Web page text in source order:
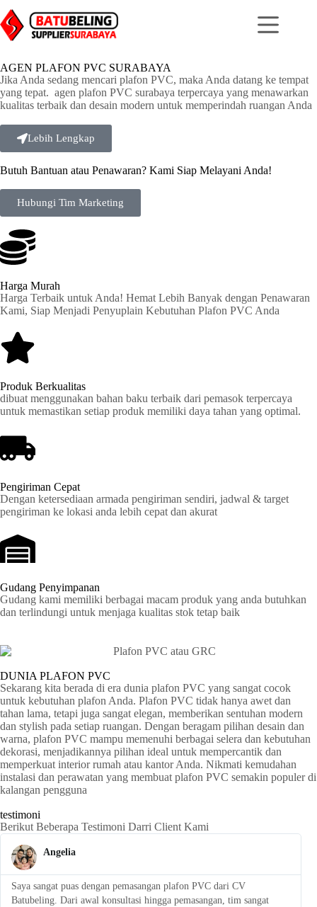
AGEN PLAFON PVC SURABAYA
Jika Anda sedang mencari plafon PVC, maka Anda datang ke tempat
yang tepat. agen plafon PVC surabaya terpercaya yang menawarkan
kualitas terbaik dan desain modern untuk memperindah ruangan Anda
Lebih Lengkap
Butuh Bantuan atau Penawaran? Kami Siap Melayani Anda!
Hubungi Tim Marketing
Harga Murah
Harga Terbaik untuk Anda! Hemat Lebih Banyak dengan Penawaran
Kami, Siap Menjadi Penyuplain Kebutuhan Plafon PVC Anda
Produk Berkualitas
dibuat menggunakan bahan baku terbaik dari pemasok terpercaya
untuk memastikan setiap produk memiliki daya tahan yang optimal.
Pengiriman Cepat
Dengan ketersediaan armada pengiriman sendiri, jadwal & target
pengiriman ke lokasi anda lebih cepat dan akurat
Gudang Penyimpanan
Gudang kami memiliki berbagai macam produk yang anda butuhkan
dan terlindungi untuk menjaga kualitas stok tetap baik
DUNIA PLAFON PVC
Sekarang kita berada di era dunia plafon PVC yang sangat cocok
untuk kebutuhan plafon Anda. Plafon PVC tidak hanya awet dan
tahan lama, tetapi juga sangat elegan, memberikan sentuhan modern
dan stylish pada setiap ruangan. Dengan beragam pilihan desain dan
warna, plafon PVC mampu memenuhi berbagai selera dan kebutuhan
dekorasi, menjadikannya pilihan ideal untuk mempercantik dan
memperkuat interior rumah atau kantor Anda. Nikmati kemudahan
instalasi dan perawatan yang membuat plafon PVC semakin populer di
kalangan pengguna
testimoni
Berikut Beberapa Testimoni Darri Client Kami
Angelia
Saya sangat puas dengan pemasangan plafon PVC dari CV
Batubeling. Dari awal konsultasi hingga pemasangan, tim sangat